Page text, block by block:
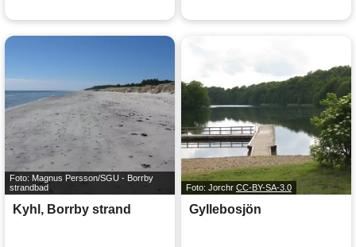
Foto: Magnus Persson/SGU - Borrby
strandbad
Kyhl, Borrby strand
Foto: Jorchr CC-BY-SA-3.0
Gyllebosjön